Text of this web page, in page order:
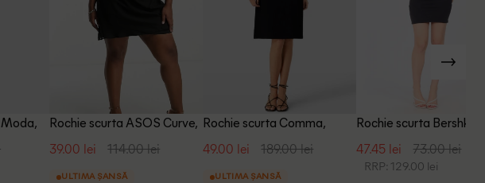
Moda,
Rochie scurta ASOS Curve,
39.00 lei 114.00 lei
ULTIMA ȘANSĂ
Rochie scurta Comma,
49.00 lei 189.00 lei
ULTIMA ȘANSĂ
Rochie scurta Bershka,
47.45 lei 73.00 lei
RRP: 129.00 lei